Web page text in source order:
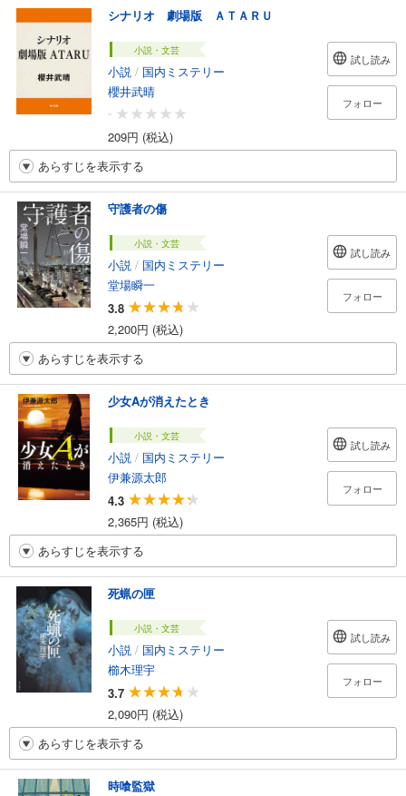
シナリオ 劇場版 ＡＴＡＲＵ
小説・文芸
小説 / 国内ミステリー
櫻井武晴
-
209円 (税込)
試し読み
フォロー
あらすじを表示する
守護者の傷
小説・文芸
小説 / 国内ミステリー
堂場瞬一
3.8
2,200円 (税込)
試し読み
フォロー
あらすじを表示する
少女Aが消えたとき
小説・文芸
小説 / 国内ミステリー
伊兼源太郎
4.3
2,365円 (税込)
試し読み
フォロー
あらすじを表示する
死蝋の匣
小説・文芸
小説 / 国内ミステリー
櫛木理宇
3.7
2,090円 (税込)
試し読み
フォロー
あらすじを表示する
時喰監獄